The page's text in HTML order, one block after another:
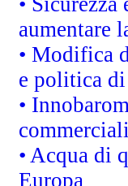
aumentare
• Modifica
e politica di
•
• Acqua di
Europa